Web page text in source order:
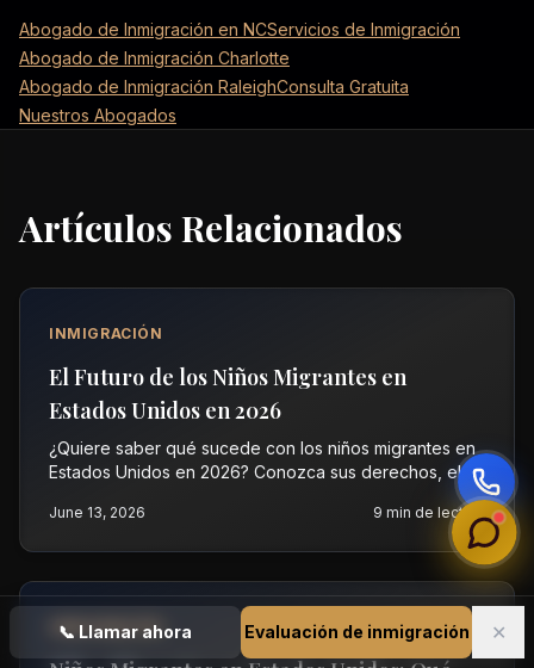
📞 Llamar ahora Evaluación de inmigración ✕
Abogado de Inmigración en NCServicios de Inmigración
Abogado de Inmigración Charlotte
Abogado de Inmigración RaleighConsulta Gratuita
Nuestros Abogados
Artículos Relacionados
INMIGRACIÓN
El Futuro de los Niños Migrantes en
Estados Unidos en 2026
¿Quiere saber qué sucede con los niños migrantes en
Estados Unidos en 2026? Conozca sus derechos, el
ayudarle. Contáctenos hoy.
June 13, 2026 9 min de lectura
INMIGRACIÓN